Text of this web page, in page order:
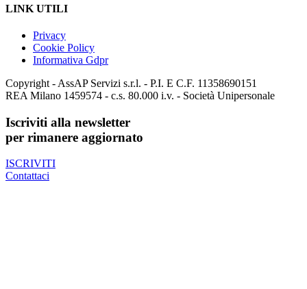
LINK UTILI
Privacy
Cookie Policy
Informativa Gdpr
Copyright - AssAP Servizi s.r.l. - P.I. E C.F. 11358690151
REA Milano 1459574 - c.s. 80.000 i.v. - Società Unipersonale
Iscriviti alla newsletter
per rimanere aggiornato
ISCRIVITI
Contattaci